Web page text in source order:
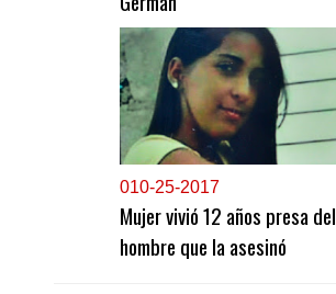
010-25-2017
Mujer vivió 12 años presa del
hombre que la asesinó